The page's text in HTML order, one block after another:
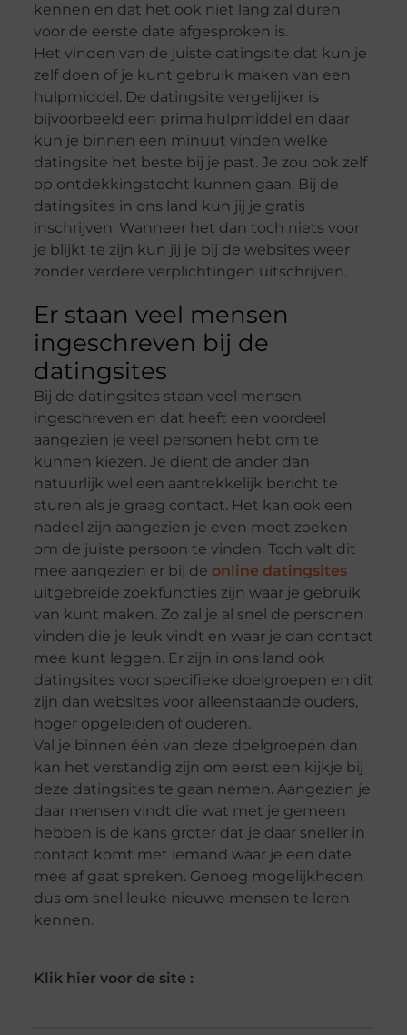
kennen en dat het ook niet lang zal duren
voor de eerste date afgesproken is.
Het vinden van de juiste datingsite dat kun je
zelf doen of je kunt gebruik maken van een
hulpmiddel. De datingsite vergelijker is
bijvoorbeeld een prima hulpmiddel en daar
kun je binnen een minuut vinden welke
datingsite het beste bij je past. Je zou ook zelf
op ontdekkingstocht kunnen gaan. Bij de
datingsites in ons land kun jij je gratis
inschrijven. Wanneer het dan toch niets voor
je blijkt te zijn kun jij je bij de websites weer
zonder verdere verplichtingen uitschrijven.
Er staan veel mensen
ingeschreven bij de
datingsites
Bij de datingsites staan veel mensen
ingeschreven en dat heeft een voordeel
aangezien je veel personen hebt om te
kunnen kiezen. Je dient de ander dan
natuurlijk wel een aantrekkelijk bericht te
sturen als je graag contact. Het kan ook een
nadeel zijn aangezien je even moet zoeken
om de juiste persoon te vinden. Toch valt dit
mee aangezien er bij de online datingsites
uitgebreide zoekfuncties zijn waar je gebruik
van kunt maken. Zo zal je al snel de personen
vinden die je leuk vindt en waar je dan contact
mee kunt leggen. Er zijn in ons land ook
datingsites voor specifieke doelgroepen en dit
zijn dan websites voor alleenstaande ouders,
hoger opgeleiden of ouderen.
Val je binnen één van deze doelgroepen dan
kan het verstandig zijn om eerst een kijkje bij
deze datingsites te gaan nemen. Aangezien je
daar mensen vindt die wat met je gemeen
hebben is de kans groter dat je daar sneller in
contact komt met iemand waar je een date
mee af gaat spreken. Genoeg mogelijkheden
dus om snel leuke nieuwe mensen te leren
kennen.
Klik hier voor de site :